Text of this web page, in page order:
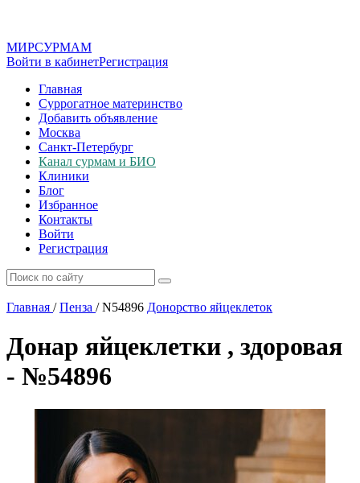
МИРСУРМАМ
Войти в кабинетРегистрация
Главная
Суррогатное материнство
Добавить объявление
Москва
Санкт-Петербург
Канал сурмам и БИО
Клиники
Блог
Избранное
Контакты
Войти
Регистрация
Главная / Пенза /N54896 Донорство яйцеклеток
Донар яйцеклетки , здоровая
- №54896